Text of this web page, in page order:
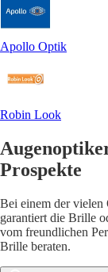
Apollo Optik
Robin Look
Prospekte
Bei einem der
garantiert die Brille
vom freundlichen
Brille beraten.